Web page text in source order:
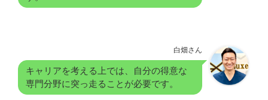
白畑さん
キャリアを考える上では、自分の得意な
専門分野に突っ走ることが必要です。